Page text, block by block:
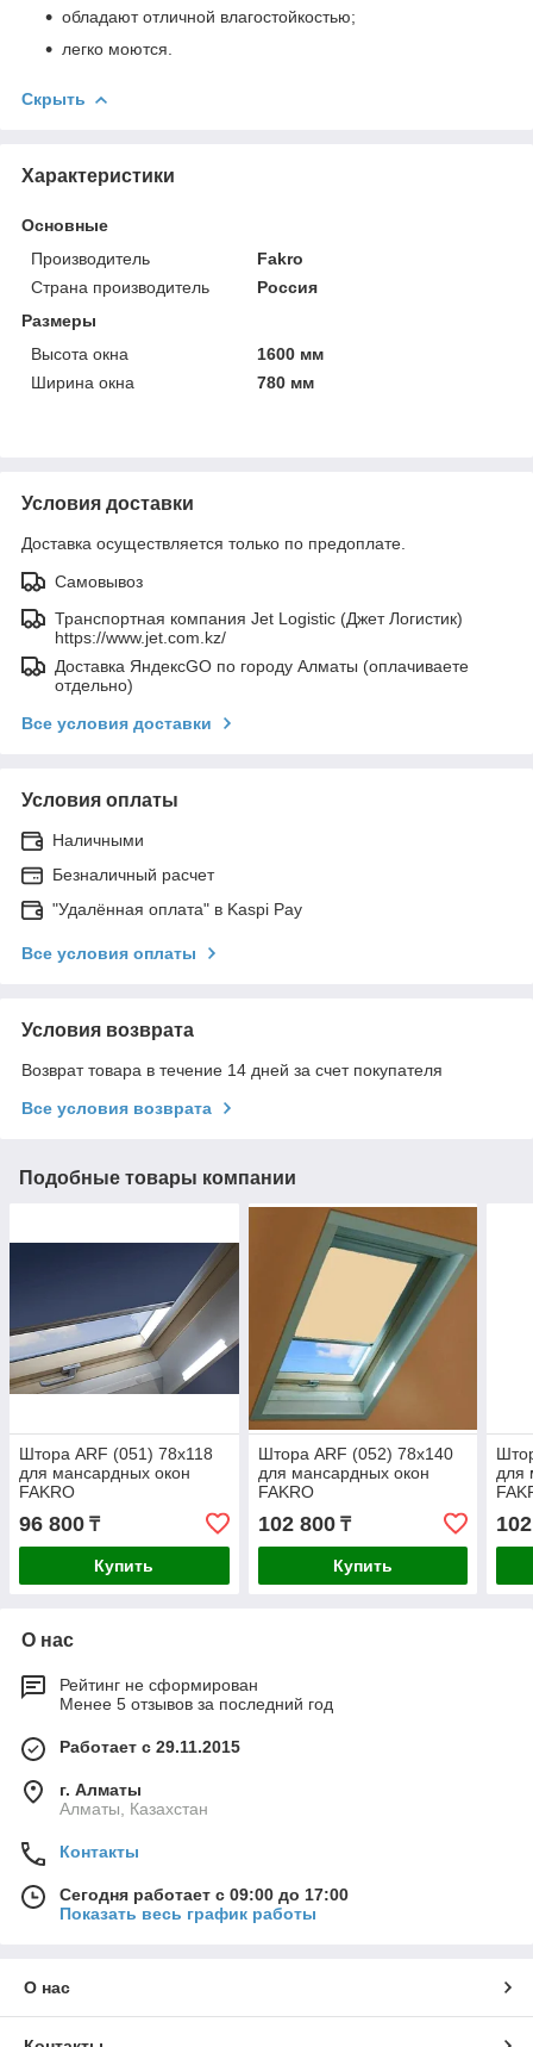
обладают отличной влагостойкостью;
легко моются.
Скрыть
Характеристики
Основные
Производитель
Fakro
Страна производитель
Россия
Размеры
Высота окна
1600 мм
Ширина окна
780 мм
Условия доставки
Доставка осуществляется только по предоплате.
Самовывоз
Транспортная компания Jet Logistic (Джет Логистик)
https://www.jet.com.kz/
Доставка ЯндексGO по городу Алматы (оплачиваете
отдельно)
Все условия доставки
Условия оплаты
Наличными
Безналичный расчет
"Удалённая оплата" в Kaspi Pay
Все условия оплаты
Условия возврата
Возврат товара в течение 14 дней за счет покупателя
Все условия возврата
Подобные товары компании
Штора ARF (051) 78x118
для мансардных окон
FAKRO
96 800 ₸
Купить
Штора ARF (052) 78x140
для мансардных окон
FAKRO
102 800₸
Купить
для
О нас
Рейтинг не сформирован
Менее 5 отзывов за последний год
Работает с 29.11.2015
г. Алматы
Алматы, Казахстан
Контакты
Сегодня работает с 09:00 до 17:00
Показать весь график работы
О нас